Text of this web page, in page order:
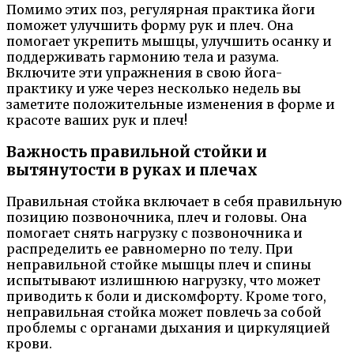
Помимо этих поз, регулярная практика йоги
поможет улучшить форму рук и плеч. Она
помогает укрепить мышцы, улучшить осанку и
поддерживать гармонию тела и разума.
Включите эти упражнения в свою йога-
практику и уже через несколько недель вы
заметите положительные изменения в форме и
красоте ваших рук и плеч!
Важность правильной стойки и
вытянутости в руках и плечах
Правильная стойка включает в себя правильную
позицию позвоночника, плеч и головы. Она
помогает снять нагрузку с позвоночника и
распределить ее равномерно по телу. При
неправильной стойке мышцы плеч и спины
испытывают излишнюю нагрузку, что может
приводить к боли и дискомфорту. Кроме того,
неправильная стойка может повлечь за собой
проблемы с органами дыхания и циркуляцией
крови.